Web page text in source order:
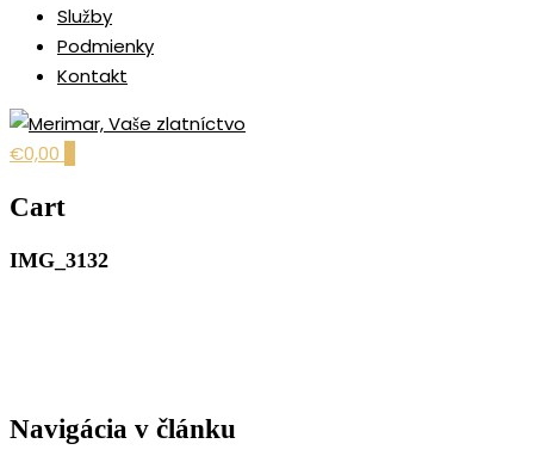
Služby
Podmienky
Kontakt
šperky pre každú príležitosť
€0,00
Cart
IMG_3132
Navigácia v článku